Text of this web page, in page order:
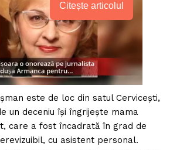
Citește articolul
este de loc din satul Cervicești,
un deceniu își îngrijește mama
care a fost încadrată în grad de
cu asistent personal.